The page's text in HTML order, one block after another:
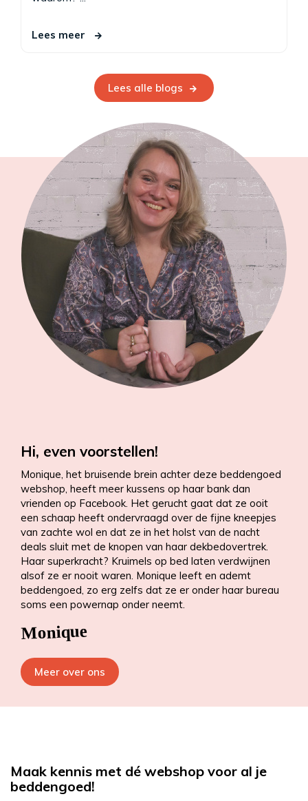
Lees meer
Lees alle blogs
Hi, even voorstellen!
Monique, het bruisende brein achter deze beddengoed
webshop, heeft meer kussens op haar bank dan
vrienden op Facebook. Het gerucht gaat dat ze ooit
een schaap heeft ondervraagd over de fijne kneepjes
van zachte wol en dat ze in het holst van de nacht
deals sluit met de knopen van haar dekbedovertrek.
Haar superkracht? Kruimels op bed laten verdwijnen
alsof ze er nooit waren. Monique leeft en ademt
beddengoed, zo erg zelfs dat ze er onder haar bureau
soms een powernap onder neemt.
Monique
Meer over ons
Maak kennis met dé webshop voor al je
beddengoed!